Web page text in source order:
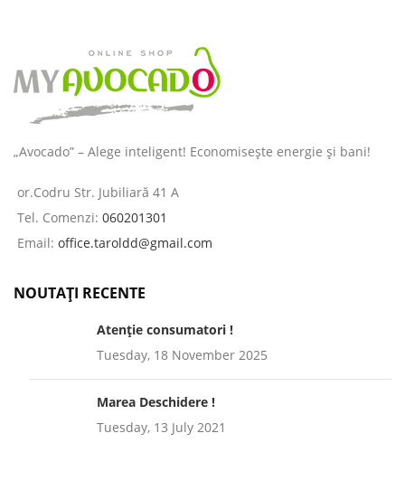
„Avocado” – Alege inteligent! Economisește energie și bani!
or.Codru Str. Jubiliară 41 A
Tel. Comenzi: 060201301
Email: office.taroldd@gmail.com
NOUTAȚI RECENTE
Atenție consumatori !
Tuesday, 18 November 2025
Marea Deschidere !
Tuesday, 13 July 2021